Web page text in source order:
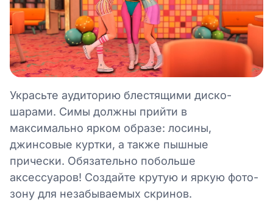
Украсьте аудиторию блестящими диско-
шарами. Симы должны прийти в
максимально ярком образе: лосины,
джинсовые куртки, а также пышные
прически. Обязательно побольше
аксессуаров! Создайте крутую и яркую фото-
зону для незабываемых скринов.